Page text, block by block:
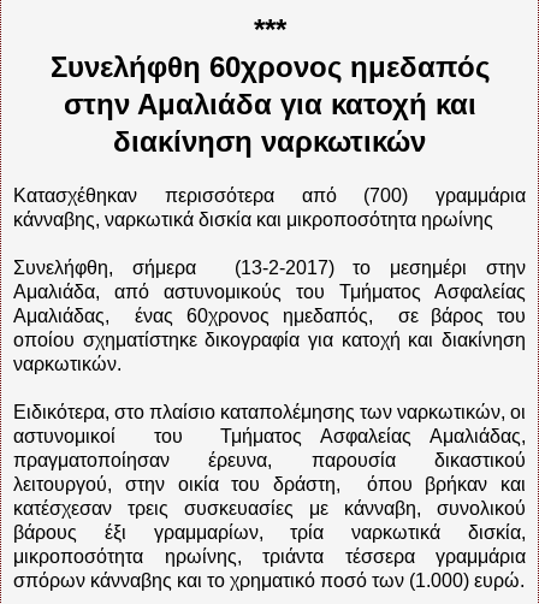
***
Συνελήφθη 60χρονος ημεδαπός
στην Αμαλιάδα για κατοχή και
διακίνηση ναρκωτικών
Κατασχέθηκαν περισσότερα από (700) γραμμάρια
κάνναβης, ναρκωτικά δισκία και μικροποσότητα ηρωίνης
Συνελήφθη, σήμερα (13-2-2017) το μεσημέρι στην
Αμαλιάδα, από αστυνομικούς του Τμήματος Ασφαλείας
Αμαλιάδας, ένας 60χρονος ημεδαπός, σε βάρος του
οποίου σχηματίστηκε δικογραφία για κατοχή και διακίνηση
ναρκωτικών.
Ειδικότερα, στο πλαίσιο καταπολέμησης των ναρκωτικών, οι
αστυνομικοί του Τμήματος Ασφαλείας Αμαλιάδας,
πραγματοποίησαν έρευνα, παρουσία δικαστικού
λειτουργού, στην οικία του δράστη, όπου βρήκαν και
κατέσχεσαν τρεις συσκευασίες με κάνναβη, συνολικού
βάρους έξι γραμμαρίων, τρία ναρκωτικά δισκία,
μικροποσότητα ηρωίνης, τριάντα τέσσερα γραμμάρια
σπόρων κάνναβης και το χρηματικό ποσό των (1.000) ευρώ.